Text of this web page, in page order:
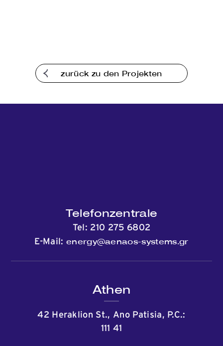
zurück zu den Projekten
Telefonzentrale
Tel: 210 275 6802
E-Mail: energy@aenaos-systems.gr
Athen
42 Heraklion St., Ano Patisia, P.C.:
111 41